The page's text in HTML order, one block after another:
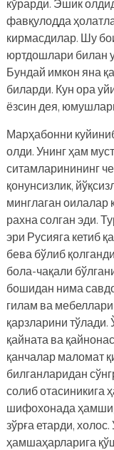
кўрарди. Эшик
фавқулодда
кирмасдилар. Шу
юртдошлари билан
Бундай имкон яна
биларди. Кун ора
ёзсин дея,
Марҳабонни
олди. Унинг ҳам
ситамларинининг
қонунсизлик,
минглаган оилалар
рахна солган эди.
эри Русияга кетиб
бева бўлиб
бола-чақали
бошидан нима
гилам ва
қарзларини тўлади.
қайната ва
қанчалар маломат
билганларидан
солиб отасиникига
шифохонада
зўрға етарди,
ҳамшаҳарларига